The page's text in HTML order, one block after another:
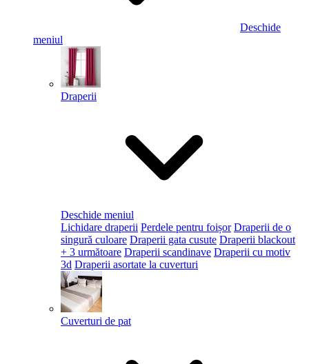
Deschide
meniul
Draperii
Deschide meniul
Lichidare draperii Perdele pentru foișor Draperii de o
singură culoare Draperii gata cusute Draperii blackout
+ 3 următoare Draperii scandinave Draperii cu motiv
3d Draperii asortate la cuverturi
Cuverturi de pat